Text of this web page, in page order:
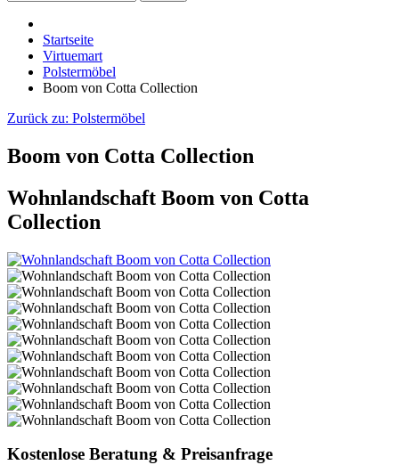
Startseite
Virtuemart
Polstermöbel
Boom von Cotta Collection
Zurück zu: Polstermöbel
Boom von Cotta Collection
Wohnlandschaft Boom von Cotta
Collection
Kostenlose Beratung & Preisanfrage